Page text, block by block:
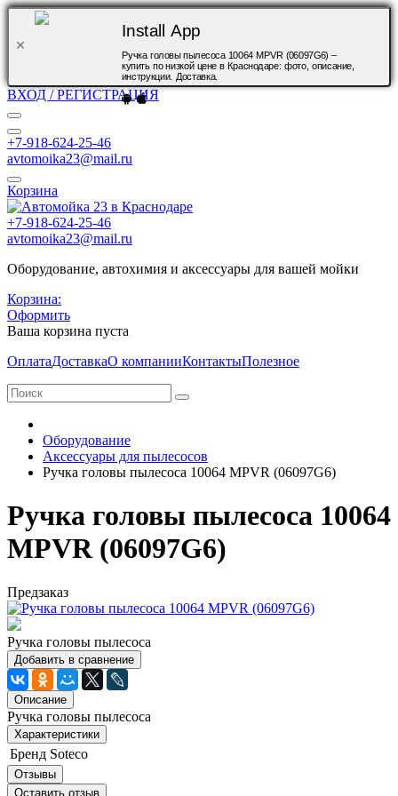
Install App
Ручка головы пылесоса 10064 MPVR (06097G6) –
купить по низкой цене в Краснодаре: фото, описание,
инструкции. Доставка.
ВХОД / РЕГИСТРАЦИЯ
+7-918-624-25-46
avtomoika23@mail.ru
Корзина
+7-918-624-25-46
avtomoika23@mail.ru
Оборудование, автохимия и аксессуары для вашей мойки
Корзина:
Оформить
Ваша корзина пуста
ОплатаДоставкаО компанииКонтактыПолезное
Оборудование
Аксессуары для пылесосов
Ручка головы пылесоса 10064 MPVR (06097G6)
Ручка головы пылесоса 10064
MPVR (06097G6)
Предзаказ
Ручка головы пылесоса
Добавить в сравнение
Описание
Ручка головы пылесоса
Характеристики
Бренд Soteco
Отзывы
Оставить отзыв